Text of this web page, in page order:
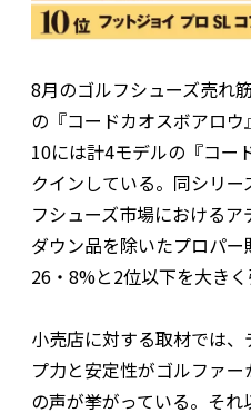
8月のゴルフシューズ売れ
の『コードカオスボアロ
10には計4モデルの『コー
クインしている。同シリ
フシューズ市場における
ダウン品を除いたプロパ
26・8%と2位以下を大きく
小売店に対する取材では
プ力と安定性がゴルファ
の声が挙がっている。そ